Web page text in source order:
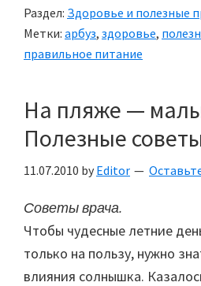
свойства
и
правильное
Раздел: Здоровье и полезные
Метки: арбуз, здоровье,
правильное питание
На пляже —
Полезные
11.07.2010 by Editor
Советы врача.
Чтобы чудесные летние
только на пользу, нужно
влияния солнышка.